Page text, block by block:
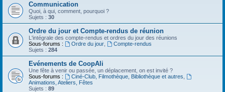
Communication
Quoi, à qui, comment, pourquoi ?
Sujets : 30
Ordre du jour et Compte-rendus de réunion
L'intégrale des compte-rendus et ordres du jour des réunions
Sous-forums :
Ordre du jour,
Compte-rendus
Sujets : 284
Evénements de CoopAli
Une fête à venir ou passée, un déplacement, on est invité ?
Sous-forums :
Ciné-Club, Filmothèque, Bibliothèque et autres
Animations, Ateliers, Fêtes
Sujets : 89